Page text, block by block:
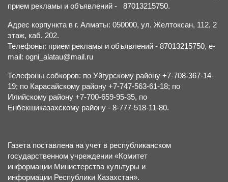
прием рекламы и объявлений - 87013215750.
Адрес корпункта в г. Алматы: 050000, ул. Желтоксан, 112, 2
этаж, каб. 202.
Телефоны: прием рекламы и объявлений - 87013215750, e-
mail: ogni_alatau@mail.ru
Телефоны собкоров: по Уйгурскому району +7-708-367-14-
19; по Карасайскому району +7-747-563-61-18; по
Илийскому району +7-700-659-95-35, по
Енбекшиказахскому району - 8-777-518-11-80.
Газета поставлена на учет в республиканском
государственном учреждении «Комитет
информации Министерства культуры и
информации Республики Казахстан».